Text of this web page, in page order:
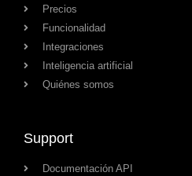
Precios
Funcionalidad
Integraciones
Inteligencia artificial
Quiénes somos
Support
Documentación API